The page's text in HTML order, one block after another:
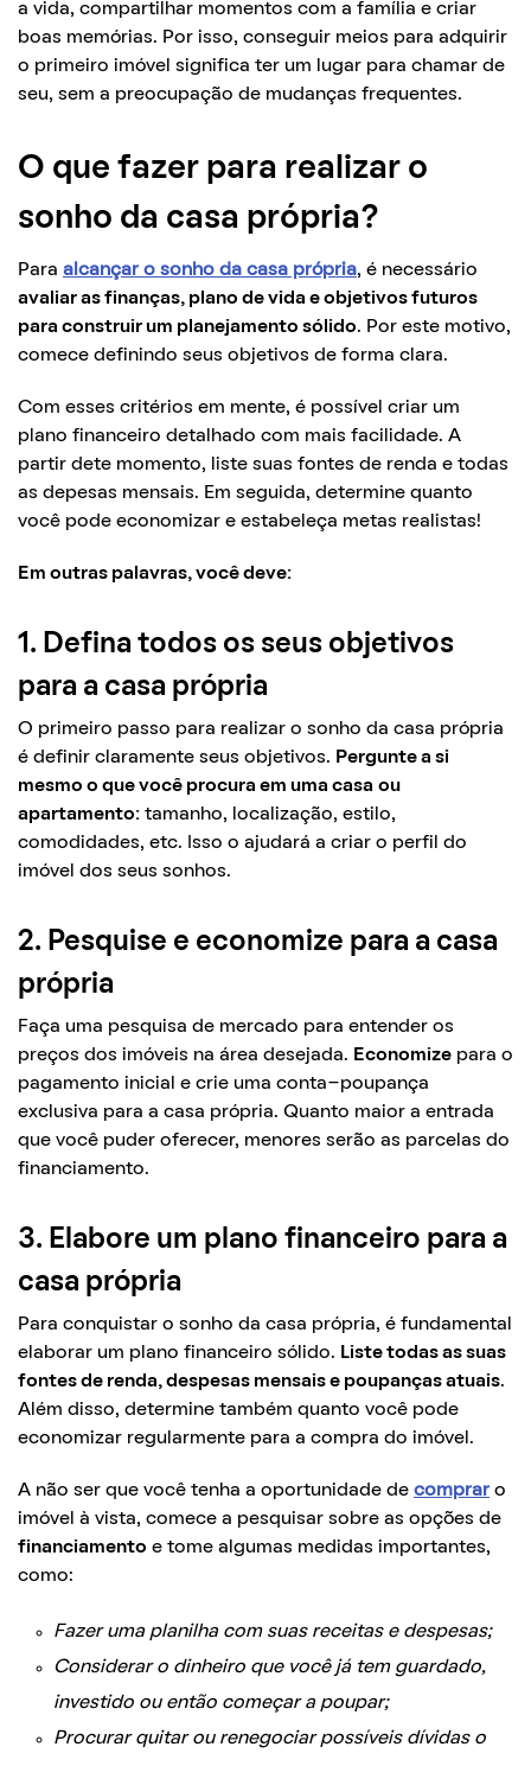
a vida, compartilhar momentos com a família e criar
boas memórias. Por isso, conseguir meios para adquirir
o primeiro imóvel significa ter um lugar para chamar de
seu, sem a preocupação de mudanças frequentes.
O que fazer para realizar o
sonho da casa própria?
Para alcançar o sonho da casa própria, é necessário
avaliar as finanças, plano de vida e objetivos futuros
para construir um planejamento sólido. Por este motivo,
comece definindo seus objetivos de forma clara.
Com esses critérios em mente, é possível criar um
plano financeiro detalhado com mais facilidade. A
partir dete momento, liste suas fontes de renda e todas
as depesas mensais. Em seguida, determine quanto
você pode economizar e estabeleça metas realistas!
Em outras palavras, você deve:
1. Defina todos os seus objetivos
para a casa própria
O primeiro passo para realizar o sonho da casa própria
é definir claramente seus objetivos. Pergunte a si
mesmo o que você procura em uma casa ou
apartamento: tamanho, localização, estilo,
comodidades, etc. Isso o ajudará a criar o perfil do
imóvel dos seus sonhos.
2. Pesquise e economize para a casa
própria
Faça uma pesquisa de mercado para entender os
preços dos imóveis na área desejada. Economize para o
pagamento inicial e crie uma conta-poupança
exclusiva para a casa própria. Quanto maior a entrada
que você puder oferecer, menores serão as parcelas do
financiamento.
3. Elabore um plano financeiro para a
casa própria
Para conquistar o sonho da casa própria, é fundamental
elaborar um plano financeiro sólido. Liste todas as suas
fontes de renda, despesas mensais e poupanças atuais.
Além disso, determine também quanto você pode
economizar regularmente para a compra do imóvel.
A não ser que você tenha a oportunidade de compraro
imóvel à vista, comece a pesquisar sobre as opções de
financiamento e tome algumas medidas importantes,
como:
Fazer uma planilha com suas receitas e despesas;
Considerar o dinheiro que você já tem guardado,
investido ou então começar a poupar;
Procurar quitar ou renegociar possíveis dívidas o